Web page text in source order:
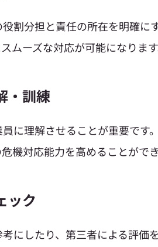
割分担と責任の所在を明確に
ムーズな対応が可能になります
・訓練
に理解させることが重要です
機対応能力を高めることができ
ック
にしたり、第三者による評価